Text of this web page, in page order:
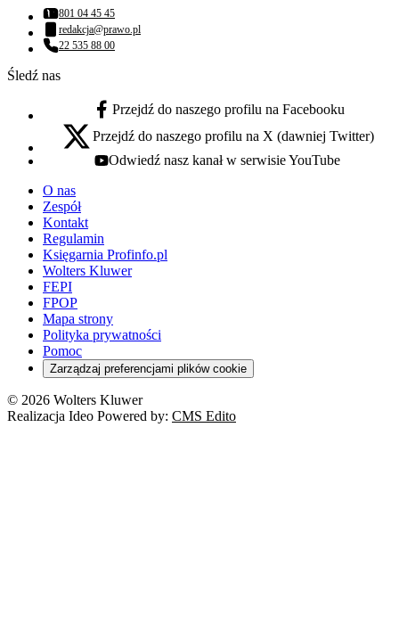
Numer telefonu:
801 04 45 45
Adres email:
redakcja@prawo.pl
Numer telefonu:
22 535 88 00
Śledź nas
facebook - otwiera się w nowej karcie
Przejdź do naszego profilu na Facebooku
x - otwiera się w nowej karcie
Przejdź do naszego profilu na X (dawniej Twitter)
youtube - otwiera się w nowej karcie
Odwiedź nasz kanał w serwisie YouTube
O nas
Zespół
Kontakt
Regulamin
Księgarnia Profinfo.pl
Wolters Kluwer
FEPI
FPOP
Mapa strony
Polityka prywatności
Pomoc
Zarządzaj preferencjami plików cookie
© 2026 Wolters Kluwer
Realizacja Ideo Powered by: CMS Edito